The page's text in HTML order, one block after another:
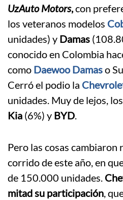
UzAuto Motors,con
los veteranos modelos
unidades) y Damas
conocido en Colombia
como Daewoo Damaso
Cerró el podio la
unidades. Muy de lejos,
Kia (6%) y BYD.
Pero las cosas cambiaron
corrido de este año, en
de 150.000 unidades.
mitad su participación,